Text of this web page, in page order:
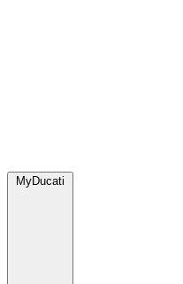
MyDucati